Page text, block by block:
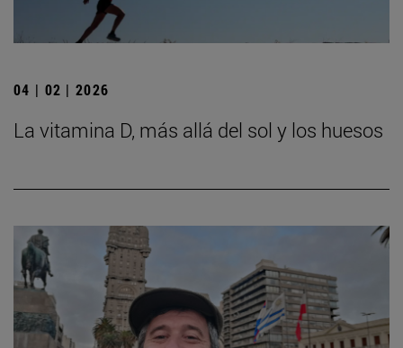
04 | 02 | 2026
La vitamina D, más allá del sol y los huesos